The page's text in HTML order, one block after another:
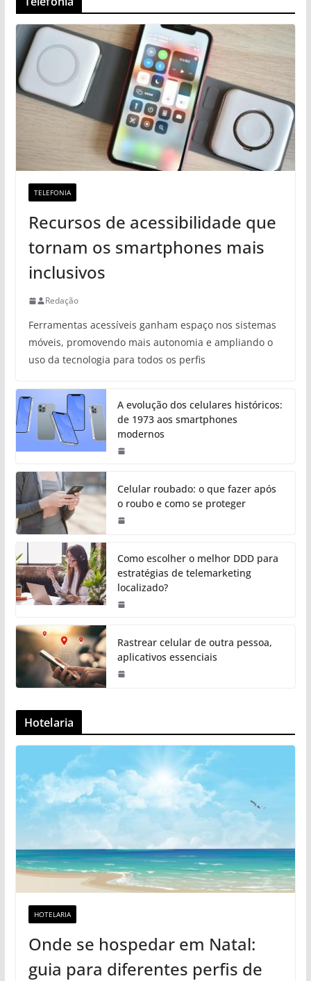
TELEFONIA
Recursos de acessibilidade que
tornam os smartphones mais
inclusivos
Redação
Ferramentas acessíveis ganham espaço nos sistemas
móveis, promovendo mais autonomia e ampliando o
uso da tecnologia para todos os perfis
A evolução dos celulares históricos:
de 1973 aos smartphones
modernos
Celular roubado: o que fazer após
o roubo e como se proteger
Como escolher o melhor DDD para
estratégias de telemarketing
localizado?
Rastrear celular de outra pessoa,
aplicativos essenciais
Hotelaria
HOTELARIA
Onde se hospedar em Natal:
guia para diferentes perfis de